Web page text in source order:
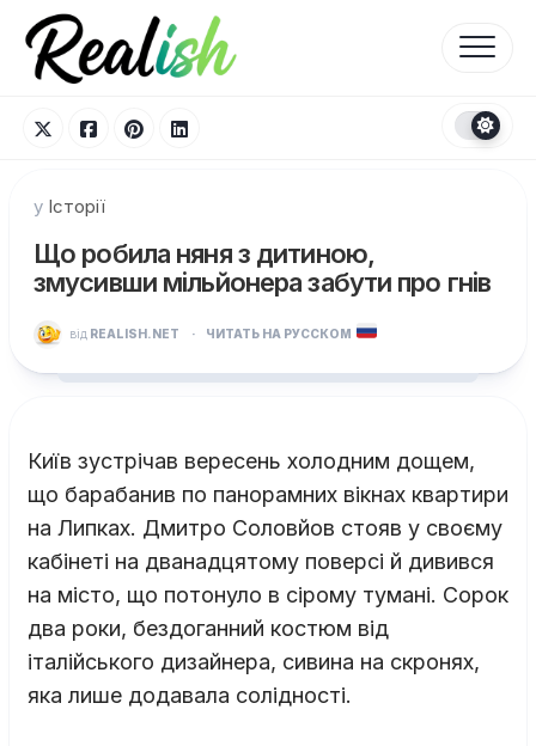
Перейти
вмісту
у Історії
Що робила няня з дитиною,
змусивши мільйонера забути про гнів
від REALISH.NET · ЧИТАТЬ НА РУССКОМ
Київ зустрічав вересень холодним дощем,
що барабанив по панорамних вікнах квартири
на Липках. Дмитро Соловйов стояв у своєму
кабінеті на дванадцятому поверсі й дивився
на місто, що потонуло в сірому тумані. Сорок
два роки, бездоганний костюм від
італійського дизайнера, сивина на скронях,
яка лише додавала солідності.